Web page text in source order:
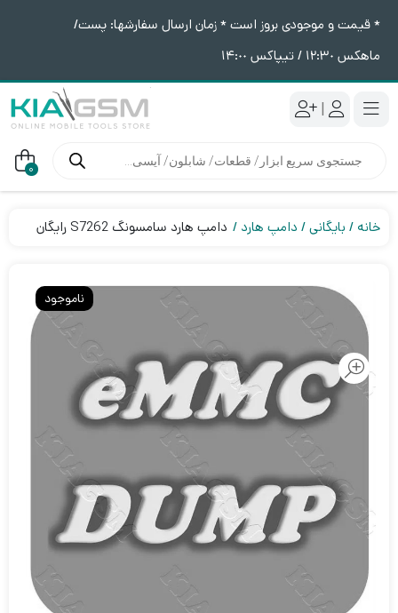
* قیمت و موجودی بروز است * زمان ارسال سفارشها: پست/
ماهکس ١٢:٣٠ / تیپاکس ١۴:٠٠
|
محصولات 0
خانه بایگانی دامپ هارد دامپ هارد سامسونگ S7262 رایگان
ناموجود